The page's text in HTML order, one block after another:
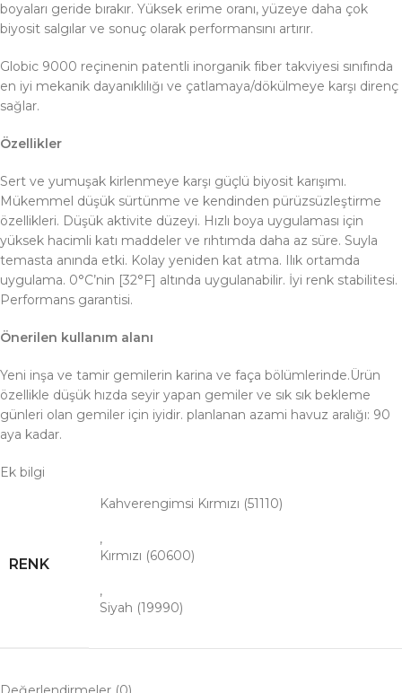
boyaları geride bırakır. Yüksek erime oranı, yüzeye daha çok
biyosit salgılar ve sonuç olarak performansını artırır.
Globic 9000 reçinenin patentli inorganik fiber takviyesi sınıfında
en iyi mekanik dayanıklılığı ve çatlamaya/dökülmeye karşı direnç
sağlar.
Özellikler
Sert ve yumuşak kirlenmeye karşı güçlü biyosit karışımı.
Mükemmel düşük sürtünme ve kendinden pürüzsüzleştirme
özellikleri. Düşük aktivite düzeyi. Hızlı boya uygulaması için
yüksek hacimli katı maddeler ve rıhtımda daha az süre. Suyla
temasta anında etki. Kolay yeniden kat atma. Ilık ortamda
uygulama. 0°C’nin [32°F] altında uygulanabilir. İyi renk stabilitesi.
Performans garantisi.
Önerilen kullanım alanı
Yeni inşa ve tamir gemilerin karina ve faça bölümlerinde.Ürün
özellikle düşük hızda seyir yapan gemiler ve sık sık bekleme
günleri olan gemiler için iyidir. planlanan azami havuz aralığı: 90
aya kadar.
Ek bilgi
RENK
Kahverengimsi Kırmızı (51110)
,
Kırmızı (60600)
,
Siyah (19990)